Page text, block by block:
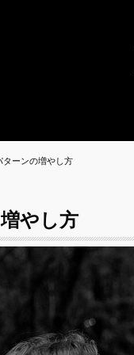
ターンの増やし方
やし方